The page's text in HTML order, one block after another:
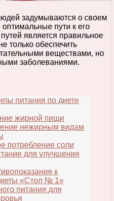
задумываются о своем
пути к его
является правильное
только обеспечить
веществами, но
заболеваниями.
питания по диете
жирной пищи
нежирным видам
потребление соли
для улучшения
к
«Стол № 1»
питания для